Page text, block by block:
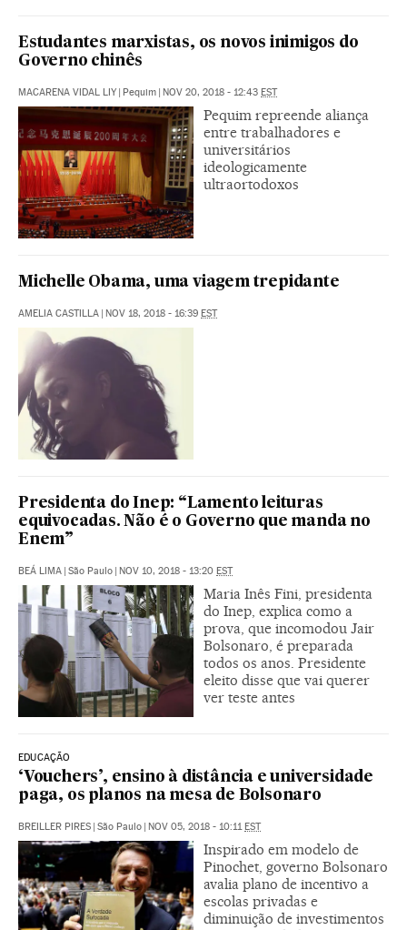
Estudantes marxistas, os novos inimigos do
Governo chinês
MACARENA VIDAL LIY | Pequim | NOV 20, 2018 - 12:43 EST
Pequim repreende aliança
entre trabalhadores e
universitários
ideologicamente
ultraortodoxos
Michelle Obama, uma viagem trepidante
AMELIA CASTILLA | NOV 18, 2018 - 16:39 EST
Presidenta do Inep: “Lamento leituras
equivocadas. Não é o Governo que manda no
Enem”
BEÁ LIMA | São Paulo | NOV 10, 2018 - 13:20 EST
Maria Inês Fini, presidenta
do Inep, explica como a
prova, que incomodou Jair
Bolsonaro, é preparada
todos os anos. Presidente
eleito disse que vai querer
ver teste antes
EDUCAÇÃO
‘Vouchers’, ensino à distância e universidade
paga, os planos na mesa de Bolsonaro
BREILLER PIRES | São Paulo | NOV 05, 2018 - 10:11EST
Inspirado em modelo de
Pinochet, governo Bolsonaro
avalia plano de incentivo a
escolas privadas e
diminuição de investimentos